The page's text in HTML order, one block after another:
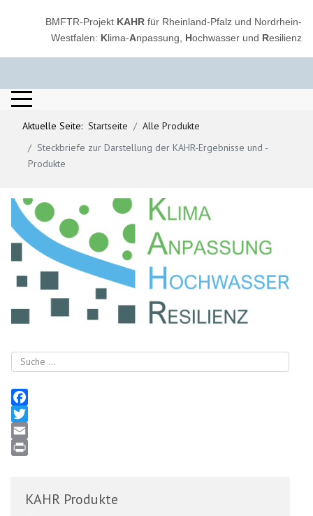
BMFTR-Projekt KAHR für Rheinland-Pfalz und Nordrhein-
Westfalen: Klima-Anpassung, Hochwasser und Resilienz
Aktuelle Seite:Startseite
Alle Produkte
Steckbriefe zur Darstellung der KAHR-Ergebnisse und -
Produkte
Suchen
Facebook
Twitter
Email
KAHR Produkte